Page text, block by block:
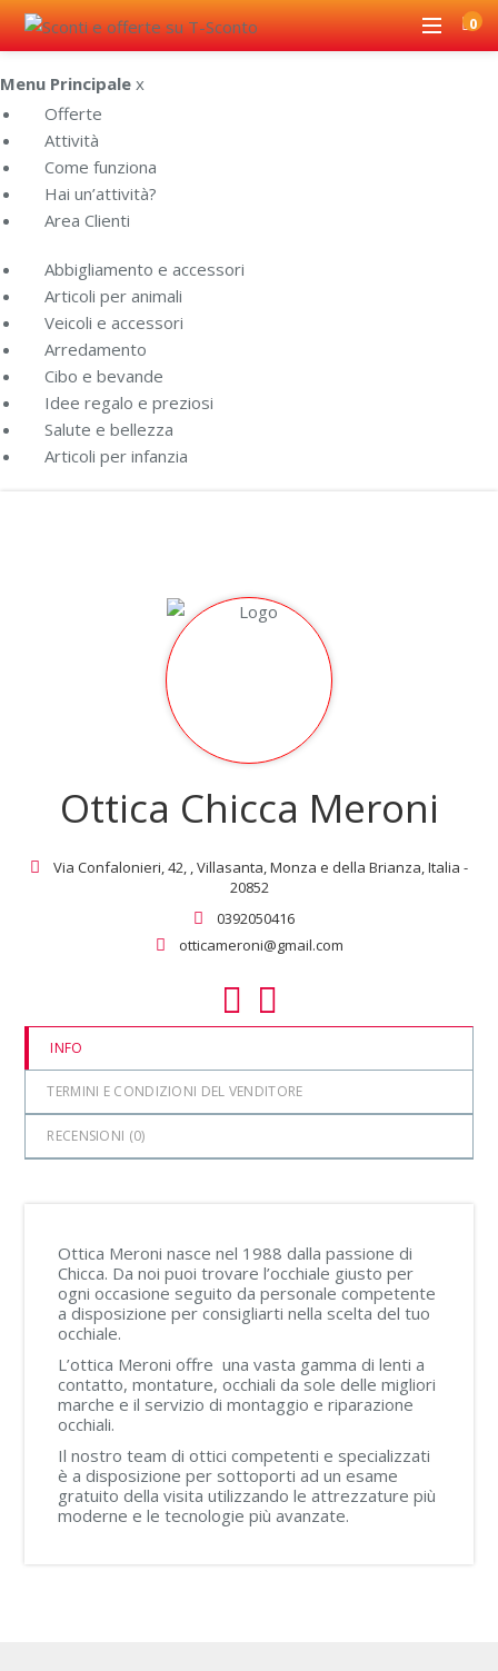
Menu Principale x
Offerte
Attività
Come funziona
Hai un’attività?
Area Clienti
Abbigliamento e accessori
Articoli per animali
Veicoli e accessori
Arredamento
Cibo e bevande
Idee regalo e preziosi
Salute e bellezza
Articoli per infanzia
0
Ottica Chicca Meroni
Via Confalonieri, 42, , Villasanta, Monza e della Brianza, Italia -
20852
0392050416
otticameroni@gmail.com
INFO
TERMINI E CONDIZIONI DEL VENDITORE
RECENSIONI (0)
Ottica Meroni nasce nel 1988 dalla passione di
Chicca. Da noi puoi trovare l’occhiale giusto per
ogni occasione seguito da personale competente
a disposizione per consigliarti nella scelta del tuo
occhiale.
L’ottica Meroni offre una vasta gamma di lenti a
contatto, montature, occhiali da sole delle migliori
marche e il servizio di montaggio e riparazione
occhiali.
Il nostro team di ottici competenti e specializzati
è a disposizione per sottoporti ad un esame
gratuito della visita utilizzando le attrezzature più
moderne e le tecnologie più avanzate.